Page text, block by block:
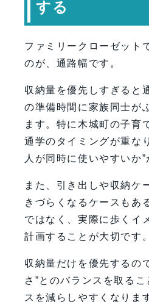
する
ファミリークローゼット
のが、通路幅です。
収納量を優先しすぎると
の準備時間に家族同士が
ます。特に木城町の子育
通学のタイミングが重な
人が同時に使いやすいか”
また、引き出しや収納ケ
きづらくなるケースもあ
ではなく、実際に歩くイ
計画することが大切です。
収納量だけを優先するの
さ”とのバランスを取る
スを減らしやすくなりま